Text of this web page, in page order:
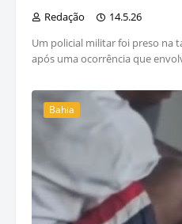
Redação
14.5.26
Um policial militar foi preso na
após uma ocorrência que
Bahia